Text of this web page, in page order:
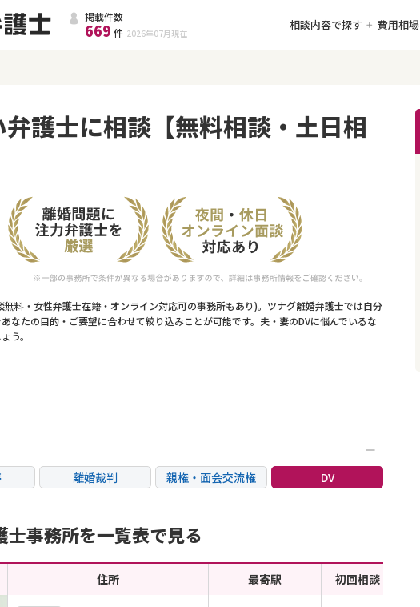
掲載件数
669 件 2026年07月 現在
相談内容で探す 費用相場
弁護士に相談【無料相談・土日相
料・女性弁護士在籍・オンライン対応可の事務所もあり)。ツナグ離婚弁護士では自分
なたの目的・ご要望に合わせて絞り込みことが可能です。夫・妻のDVに悩んでいるな
う。
離婚裁判 親権・面会交流権
DV
士事務所を一覧表で見る
住所 最寄駅 初回相談